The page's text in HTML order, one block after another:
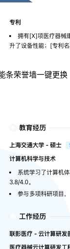
条荣誉墙一键更换